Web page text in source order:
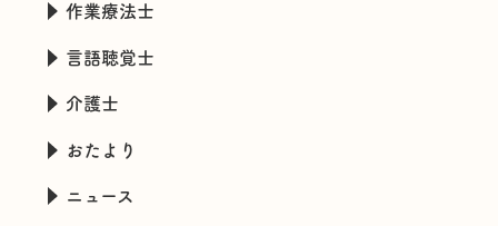
作業療法士
言語聴覚士
介護士
おたより
ニュース